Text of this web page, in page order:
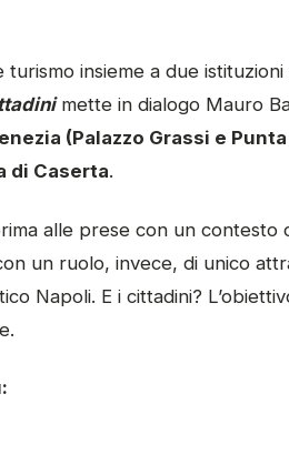
insieme a due
mette in dialogo Mauro
(Palazzo Grassi e
di Caserta.
alle prese con un contesto
un ruolo, invece, di unico
Napoli. E i cittadini?